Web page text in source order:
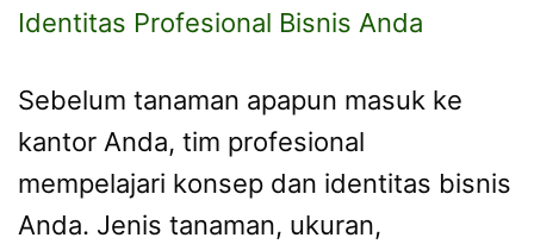
Identitas Profesional Bisnis Anda
Sebelum tanaman apapun masuk ke
kantor Anda, tim profesional
mempelajari konsep dan identitas bisnis
Anda. Jenis tanaman, ukuran,